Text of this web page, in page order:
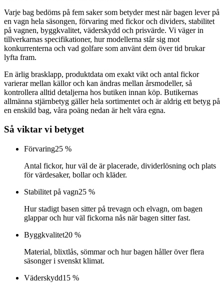
Varje bag bedöms på fem saker som betyder mest när bagen lever på
en vagn hela säsongen, förvaring med fickor och dividers, stabilitet
på vagnen, byggkvalitet, väderskydd och prisvärde. Vi väger in
tillverkarnas specifikationer, hur modellerna står sig mot
konkurrenterna och vad golfare som använt dem över tid brukar
lyfta fram.
En ärlig brasklapp, produktdata om exakt vikt och antal fickor
varierar mellan källor och kan ändras mellan årsmodeller, så
kontrollera alltid detaljerna hos butiken innan köp. Butikernas
allmänna stjärnbetyg gäller hela sortimentet och är aldrig ett betyg på
en enskild bag, våra poäng nedan är helt våra egna.
Så viktar vi betyget
Förvaring25 %
Antal fickor, hur väl de är placerade, dividerlösning och plats
för värdesaker, bollar och kläder.
Stabilitet på vagn25 %
Hur stadigt basen sitter på trevagn och elvagn, om bagen
glappar och hur väl fickorna nås när bagen sitter fast.
Byggkvalitet20 %
Material, blixtlås, sömmar och hur bagen håller över flera
säsonger i svenskt klimat.
Väderskydd15 %